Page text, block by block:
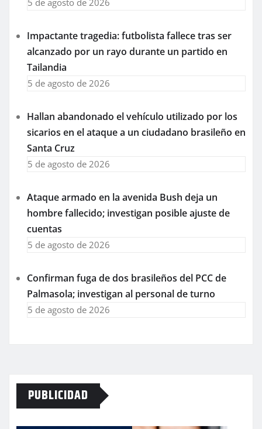
Impactante tragedia: futbolista fallece tras ser
alcanzado por un rayo durante un partido en
Tailandia
5 de agosto de 2026
Hallan abandonado el vehículo utilizado por los
sicarios en el ataque a un ciudadano brasileño en
Santa Cruz
5 de agosto de 2026
Ataque armado en la avenida Bush deja un
hombre fallecido; investigan posible ajuste de
cuentas
5 de agosto de 2026
Confirman fuga de dos brasileños del PCC de
Palmasola; investigan al personal de turno
5 de agosto de 2026
PUBLICIDAD